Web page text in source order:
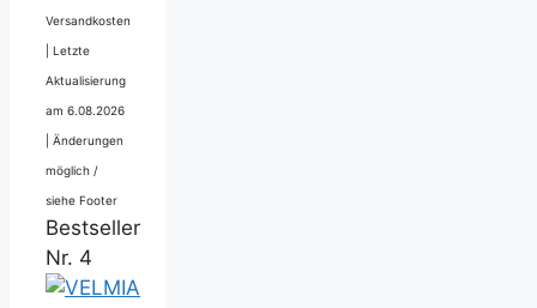
Versandkosten
Letzte
Aktualisierung
am 6.08.2026
Änderungen
möglich /
siehe Footer
Bestseller
Nr. 4